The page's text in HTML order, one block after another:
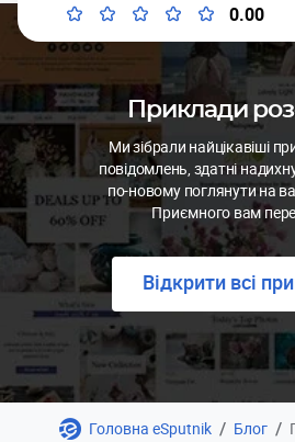
0.00
Приклади
Ми зібрали найцікавіші
повідомлень, здатні
по-новому поглянути на
Приємного вам
Відкрити всі
Головна eSputnik / Блог /